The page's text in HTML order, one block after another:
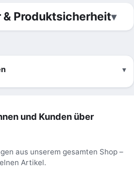
& Produktsicherheit
und Kunden über
aus unserem gesamten Shop –
Artikel.